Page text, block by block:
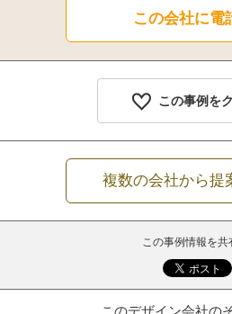
この会社に電
この事例を
複数の会社から提
この事例情報を共
このデザイン会社の